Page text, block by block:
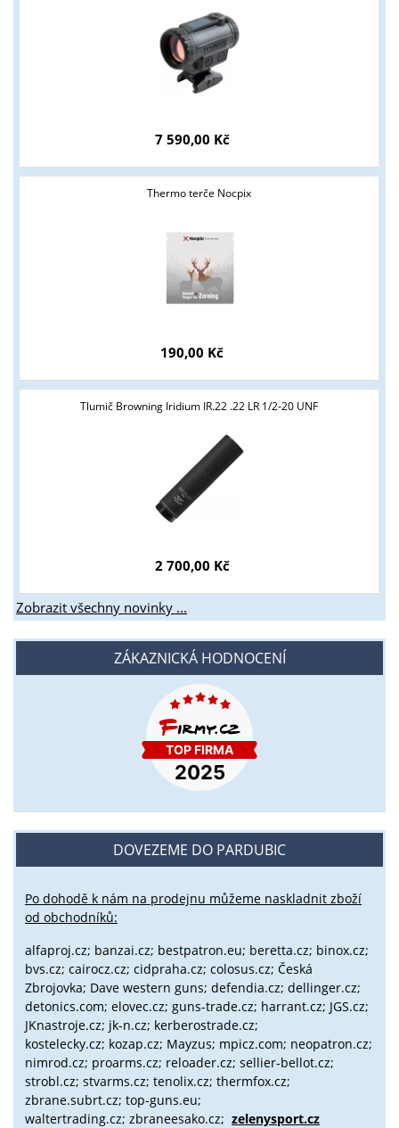
7 590,00 Kč
Thermo terče Nocpix
190,00 Kč
Tlumič Browning Iridium IR.22 .22 LR 1/2-20 UNF
2 700,00 Kč
Zobrazit všechny novinky ...
ZÁKAZNICKÁ HODNOCENÍ
DOVEZEME DO PARDUBIC
Po dohodě k nám na prodejnu můžeme naskladnit zboží
od obchodníků:
alfaproj.cz; banzai.cz; bestpatron.eu; beretta.cz; binox.cz;
bvs.cz; cairocz.cz; cidpraha.cz; colosus.cz; Česká
Zbrojovka; Dave western guns; defendia.cz; dellinger.cz;
detonics.com; elovec.cz; guns-trade.cz; harrant.cz; JGS.cz;
JKnastroje.cz; jk-n.cz; kerberostrade.cz;
kostelecky.cz; kozap.cz; Mayzus; mpicz.com; neopatron.cz;
nimrod.cz; proarms.cz; reloader.cz; sellier-bellot.cz;
strobl.cz; stvarms.cz; tenolix.cz; thermfox.cz;
zbrane.subrt.cz; top-guns.eu;
waltertrading.cz; zbraneesako.cz; zelenysport.cz
Tyto stránky jsou určeny pouze odborné veřejnosti od 18 let a
podnikatelům v oblasti zbraně a střelivo. Splňujete tyto
ANO NE